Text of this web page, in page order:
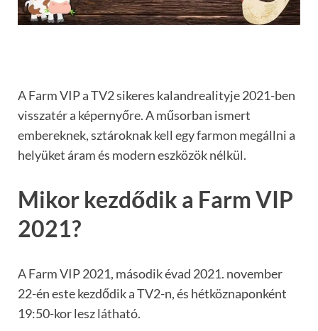
A Farm VIP a TV2 sikeres kalandrealityje 2021-ben
visszatér a képernyőre. A műsorban ismert
embereknek, sztároknak kell egy farmon megállni a
helyüket áram és modern eszközök nélkül.
Mikor kezdődik a Farm VIP
2021?
A Farm VIP 2021, második évad 2021. november
22-én este kezdődik a TV2-n, és hétköznaponként
19:50-kor lesz látható.